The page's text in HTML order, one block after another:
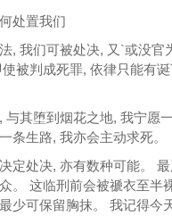
处置我们
, 我们可被处决, 又`或没
被判成死罪, 依律只能有
与其堕到烟花之地, 我宁愿
条生路, 我亦会主动求死。
定处决, 亦有数种可能。
。 这临刑前会被禠衣至半
少可保留胸抹。 我记得今